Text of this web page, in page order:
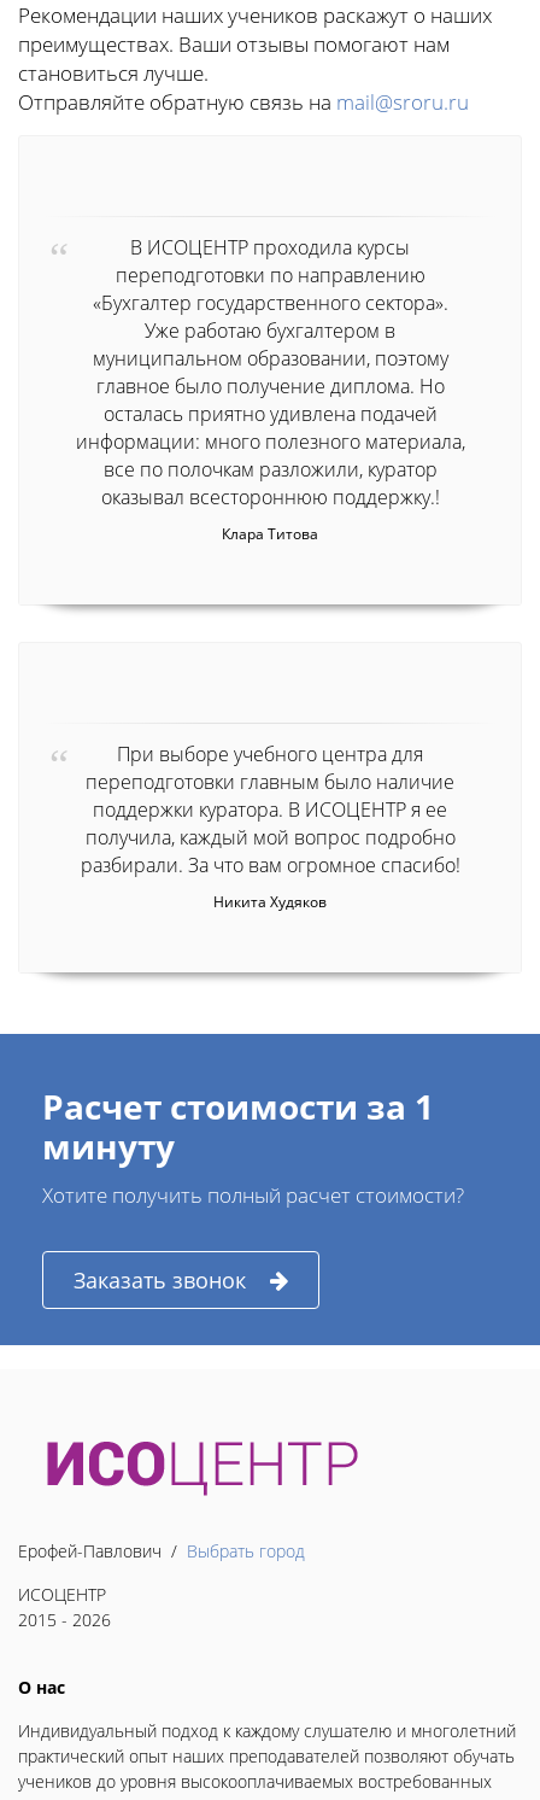
Рекомендации наших учеников раскажут о наших
преимуществах. Ваши отзывы помогают нам
становиться лучше.
Отправляйте обратную связь на mail@sroru.ru
В ИСОЦЕНТР проходила курсы
переподготовки по направлению
«Бухгалтер государственного сектора».
Уже работаю бухгалтером в
муниципальном образовании, поэтому
главное было получение диплома. Но
осталась приятно удивлена подачей
информации: много полезного материала,
все по полочкам разложили, куратор
оказывал всестороннюю поддержку.!
Клара Титова
При выборе учебного центра для
переподготовки главным было наличие
поддержки куратора. В ИСОЦЕНТР я ее
получила, каждый мой вопрос подробно
разбирали. За что вам огромное спасибо!
Никита Худяков
Расчет стоимости за 1
минуту
Хотите получить полный расчет стоимости?
Заказать звонок
Ерофей-Павлович / Выбрать город
ИСОЦЕНТР
2015 - 2026
О нас
Индивидуальный подход к каждому слушателю и многолетний
практический опыт наших преподавателей позволяют обучать
учеников до уровня высокооплачиваемых востребованных